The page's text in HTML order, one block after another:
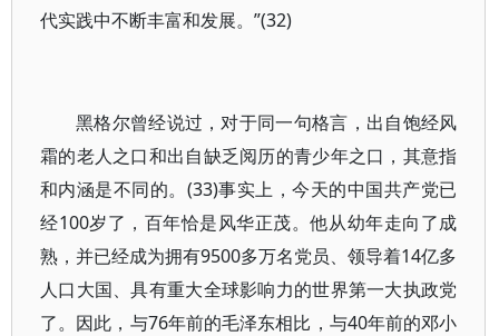
代实践中不断丰富和发展。”(32)
黑格尔曾经说过，对于同一句格言，出自饱经风
霜的老人之口和出自缺乏阅历的青少年之口，其意指
和内涵是不同的。(33)事实上，今天的中国共产党已
经100岁了，百年恰是风华正茂。他从幼年走向了成
熟，并已经成为拥有9500多万名党员、领导着14亿多
人口大国、具有重大全球影响力的世界第一大执政党
了。因此，与76年前的毛泽东相比，与40年前的邓小